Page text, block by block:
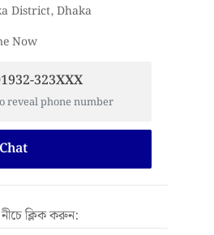
District, Dhaka
Now
323XXX
reveal phone number
Chat
ক্লিক করুন: